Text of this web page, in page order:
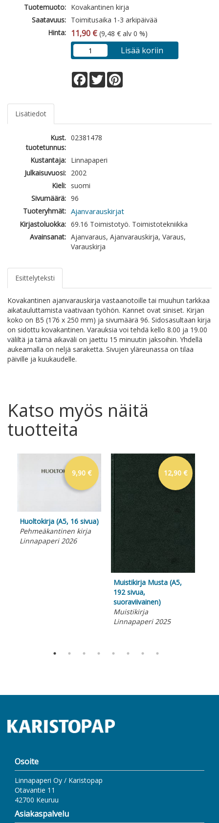
Tuotemuoto: Kovakantinen kirja
Saatavuus: Toimitusaika 1-3 arkipäivää
Hinta:
11,90 € (9,48 € alv 0 %)
Lisää koriin
Facebook
Twitter
Lisätiedot
Kust.
tuotetunnus:
02381478
Kustantaja: Linnapaperi
Julkaisuvuosi: 2002
Kieli: suomi
Sivumäärä: 96
Tuoteryhmät: Ajanvarauskirjat
Kirjastoluokka: 69.16 Toimistotyö. Toimistotekniikka
Avainsanat: Ajanvaraus, Ajanvarauskirja, Varaus,
Varauskirja
Esittelyteksti
Kovakantinen ajanvarauskirja vastaanotoille tai muuhun tarkkaa
aikatauluttamista vaativaan työhön. Kannet ovat siniset. Kirjan
koko on B5 (176 x 250 mm) ja sivumäärä 96. Sidosasultaan kirja
on sidottu kovakantinen. Varauksia voi tehdä kello 8.00 ja 19.00
väliltä ja tämä aikaväli on jaettu 15 minuutin jaksoihin. Yhdellä
aukeamalla on neljä saraketta. Sivujen yläreunassa on tilaa
päiville ja kuukaudelle.
Katso myös näitä
tuotteita
9,90 €
Huoltokirja (A5, 16 sivua)
Pehmeäkantinen kirja
Linnapaperi 2026
12,90 €
Muistikirja Musta (A5,
192 sivua,
suoraviivainen)
Muistikirja
Linnapaperi 2025
Osoite
Linnapaperi Oy / Karistopap
Otavantie 11
42700 Keuruu
Asiakaspalvelu